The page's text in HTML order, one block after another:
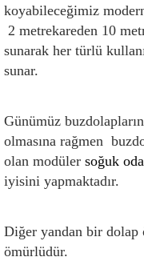
koyabileceğimiz
2 metrekareden 10
sunarak her türlü
sunar.
Günümüz
olmasına rağmen
olan modüler soğuk oda
iyisini yapmaktadır.
Diğer yandan bir dolap
ömürlüdür.